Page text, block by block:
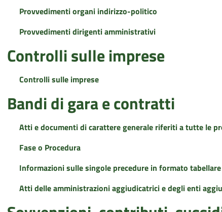
Provvedimenti organi indirizzo-politico
Provvedimenti dirigenti amministrativi
Controlli sulle imprese
Controlli sulle imprese
Bandi di gara e contratti
Atti e documenti di carattere generale riferiti a tutte le
Fase o Procedura
Informazioni sulle singole precedure in formato tabellare
Atti delle amministrazioni aggiudicatrici e degli enti